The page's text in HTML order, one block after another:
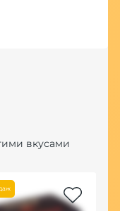
вкусами